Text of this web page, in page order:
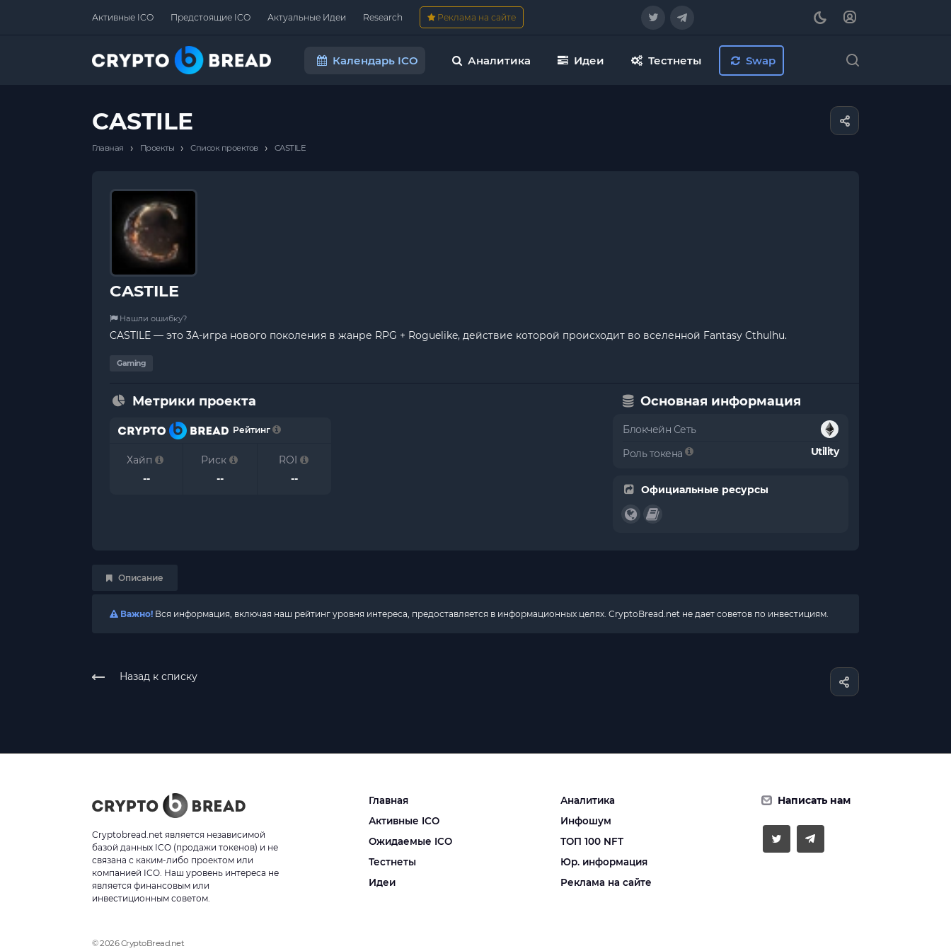
Активные ICO Предстоящие ICO Актуальные Идеи Research Реклама на сайте
Календарь ICO Аналитика Идеи Тестнеты Swap
CASTILE
Главная › Проекты › Список проектов › CASTILE
CASTILE
Нашли ошибку?
CASTILE — это 3A-игра нового поколения в жанре RPG + Roguelike, действие которой происходит во вселенной Fantasy Cthulhu.
Gaming
Метрики проекта
Рейтинг
Хайп
--
Риск
--
ROI
--
Основная информация
Блокчейн Сеть
Роль токена
Utility
Официальные ресурсы
Описание
Важно! Вся информация, включая наш рейтинг уровня интереса, предоставляется в информационных целях. CryptoBread.net не дает советов по инвестициям.
Назад к списку
Cryptobread.net является независимой
базой данных ICO (продажи токенов) и не
связана с каким-либо проектом или
компанией ICO. Наш уровень интереса не
является финансовым или
инвестиционным советом.
Главная
Активные ICO
Ожидаемые ICO
Тестнеты
Идеи
Аналитика
Инфошум
ТОП 100 NFT
Юр. информация
Реклама на сайте
Написать нам
© 2026 CryptoBread.net